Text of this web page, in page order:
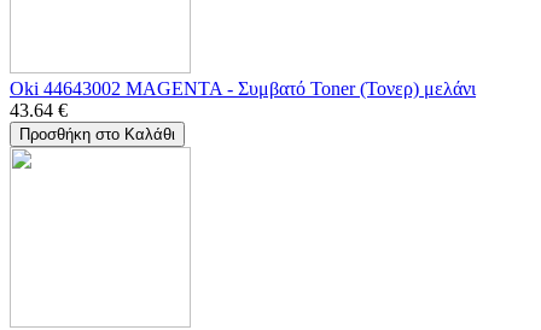
Oki 44643002 MAGENTA - Συμβατό Toner (Τονερ) μελάνι
43.64 €
Προσθήκη στο Καλάθι